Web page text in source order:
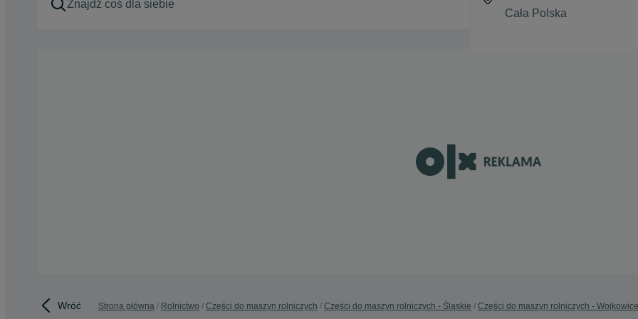
Wróć Strona główna Rolnictwo Części do maszyn rolniczych Części do maszyn rolniczych - Śląskie Części do maszyn rolniczych - Wojkowice